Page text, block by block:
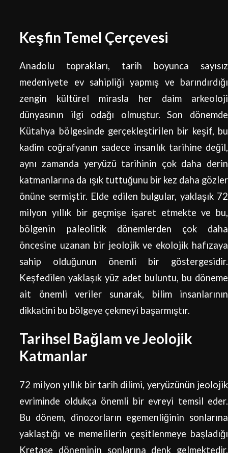
Keşfin Temel Çerçevesi
Anadolu toprakları, tarih boyunca sayısız
medeniyete ev sahipliği yapmış ve barındırdığı
zengin kültürel mirasla her daim arkeoloji
dünyasının ilgi odağı olmuştur. Son dönemde
Kütahya bölgesinde gerçekleştirilen bir keşif, bu
kadim coğrafyanın sadece insanlık tarihine değil,
aynı zamanda yeryüzü tarihinin çok daha derin
katmanlarına da ışık tuttuğunu bir kez daha gözler
önüne sermiştir. Elde edilen bulgular, yaklaşık 72
milyon yıllık bir geçmişe işaret etmekte ve bu,
bölgenin paleolitik dönemlerden çok daha
öncesine uzanan bir jeolojik ve ekolojik hafızaya
sahip olduğunun önemli bir göstergesidir.
Keşfedilen yaklaşık yüz adet buluntu, bu döneme
ait önemli veriler sunarak, bilim insanlarının
dikkatini bu bölgeye çekmeyi başarmıştır.
Tarihsel Bağlam ve Jeolojik
Katmanlar
72 milyon yıllık bir tarih dilimi, yeryüzünün jeolojik
evriminde oldukça önemli bir evreyi temsil eder.
Bu dönem, dinozorların egemenliğinin sonlarına
yaklaştığı ve memelilerin çeşitlenmeye başladığı
Kretase döneminin sonlarına denk gelmektedir.